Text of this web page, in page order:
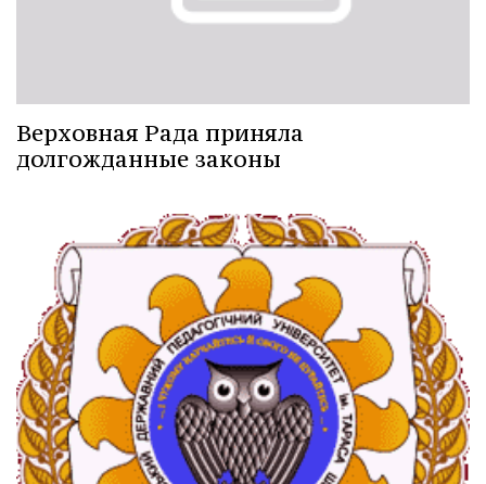
Верховная Рада приняла
долгожданные законы